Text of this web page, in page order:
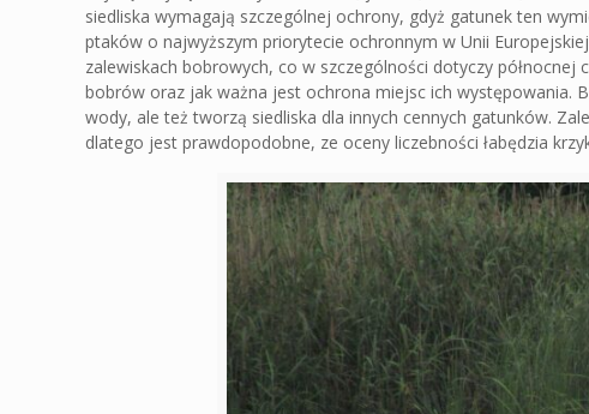
siedliska wymagają szczególnej ochrony, gdyż gatunek ten
ptaków o najwyższym priorytecie ochronnym w Unii
zalewiskach bobrowych, co w szczególności dotyczy
bobrów oraz jak ważna jest ochrona miejsc ich występowania.
wody, ale też tworzą siedliska dla innych cennych gatunków.
dlatego jest prawdopodobne, ze oceny liczebności łabędzia